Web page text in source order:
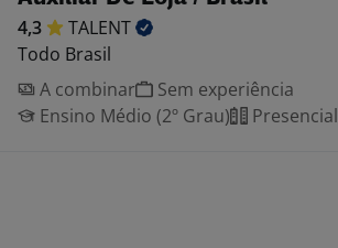
4,3
TALENT
Todo Brasil
A combinar
Sem experiência
Ensino Médio (2º Grau)
Presencial